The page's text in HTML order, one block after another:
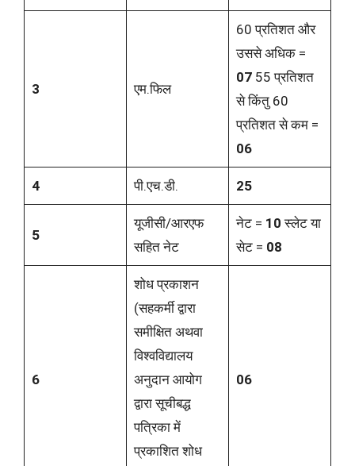
3 एम.फिल
60 प्रतिशत और
उससे अधिक =
0755 प्रतिशत
से किंतु 60
प्रतिशत से कम =
06
4 पी.एच.डी. 25
5
यूजीसी/आरएफ
सहित नेट
नेट = 10 स्लेट या
सेट = 08
6
शोध प्रकाशन
(सहकर्मी द्वारा
समीक्षित अथवा
विश्वविद्यालय
अनुदान आयोग
द्वारा सूचीबद्ध
पत्रिका में
प्रकाशित शोध
06